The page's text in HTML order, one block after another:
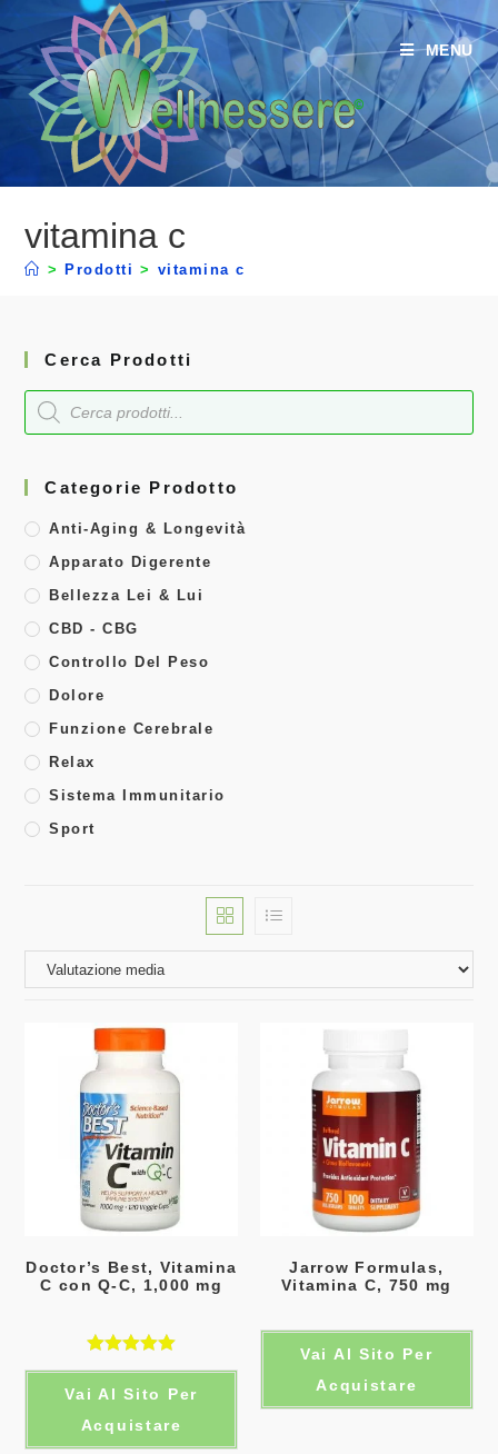
MENU
vitamina c
> Prodotti > vitamina c
Cerca Prodotti
Categorie Prodotto
Anti-Aging & Longevità
Apparato Digerente
Bellezza Lei & Lui
CBD - CBG
Controllo Del Peso
Dolore
Funzione Cerebrale
Relax
Sistema Immunitario
Sport
Doctor’s Best, Vitamina
C con Q-C, 1,000 mg
Valutato
5.00su 5
Vai Al Sito Per
Acquistare
Jarrow Formulas,
Vitamina C, 750 mg
Vai Al Sito Per
Acquistare